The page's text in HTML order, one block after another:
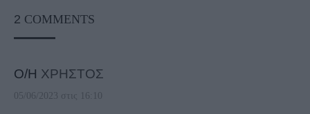
2 COMMENTS
Ο/Η ΧΡΗΣΤΟΣ
05/06/2023 στις 16:10